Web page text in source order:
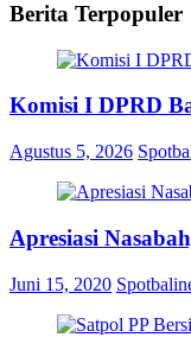
Berita Terpopuler
Komisi I DPRD
Agustus 5, 2026
Apresiasi
Juni 15, 2020